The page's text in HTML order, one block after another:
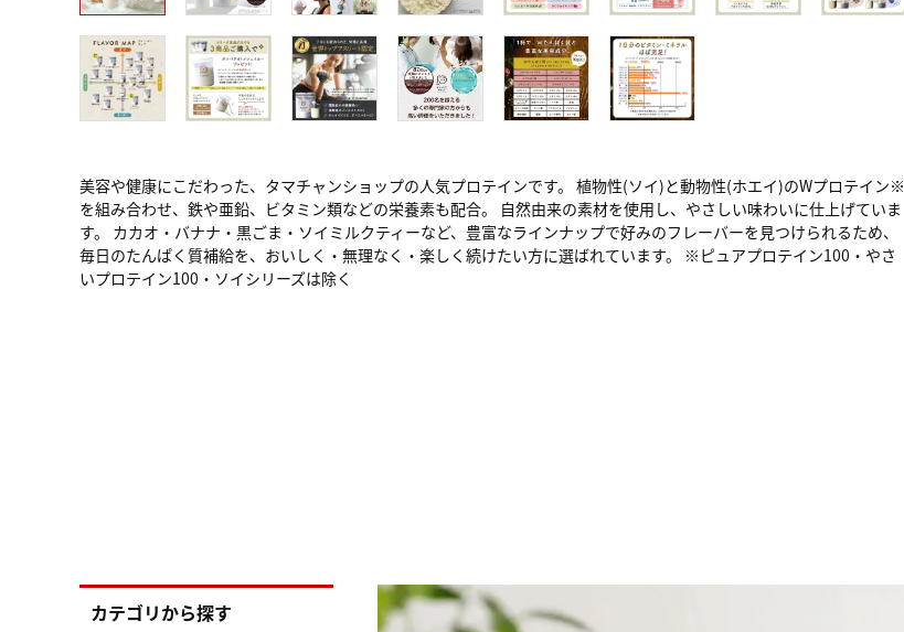
美容や健康にこだわった、タマチャンショップの人気プロテインです。 植物性(ソイ)と動物性(ホエイ)のWプロテイン※
を組み合わせ、鉄や亜鉛、ビタミン類などの栄養素も配合。 自然由来の素材を使用し、やさしい味わいに仕上げていま
す。 カカオ・バナナ・黒ごま・ソイミルクティーなど、豊富なラインナップで好みのフレーバーを見つけられるため、
毎日のたんぱく質補給を、おいしく・無理なく・楽しく続けたい方に選ばれています。 ※ピュアプロテイン100・やさ
いプロテイン100・ソイシリーズは除く
カテゴリから探す